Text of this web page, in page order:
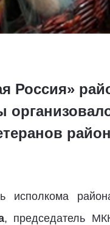
Россия»
исполкома
, председатель